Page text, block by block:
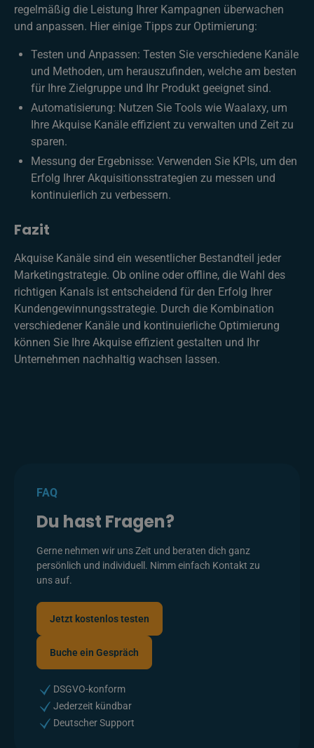
regelmäßig die Leistung Ihrer Kampagnen überwachen
und anpassen. Hier einige Tipps zur Optimierung:
Testen und Anpassen: Testen Sie verschiedene Kanäle
und Methoden, um herauszufinden, welche am besten
für Ihre Zielgruppe und Ihr Produkt geeignet sind.
Automatisierung: Nutzen Sie Tools wie Waalaxy, um
Ihre Akquise Kanäle effizient zu verwalten und Zeit zu
sparen.
Messung der Ergebnisse: Verwenden Sie KPIs, um den
Erfolg Ihrer Akquisitionsstrategien zu messen und
kontinuierlich zu verbessern.
Fazit
Akquise Kanäle sind ein wesentlicher Bestandteil jeder
Marketingstrategie. Ob online oder offline, die Wahl des
richtigen Kanals ist entscheidend für den Erfolg Ihrer
Kundengewinnungsstrategie. Durch die Kombination
verschiedener Kanäle und kontinuierliche Optimierung
können Sie Ihre Akquise effizient gestalten und Ihr
Unternehmen nachhaltig wachsen lassen.
FAQ
Du hast Fragen?
Gerne nehmen wir uns Zeit und beraten dich ganz
persönlich und individuell. Nimm einfach Kontakt zu
uns auf.
Jetzt kostenlos testen
Buche ein Gespräch
DSGVO-konform
Jederzeit kündbar
Deutscher Support